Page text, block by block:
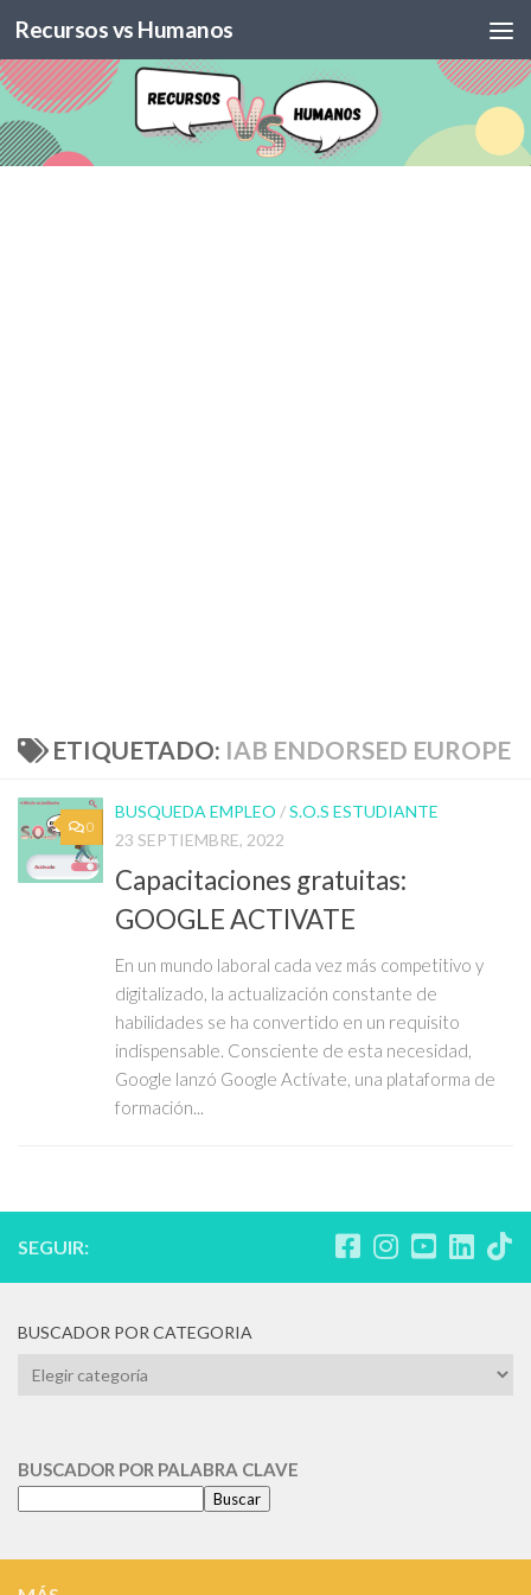
Skip to content
Recursos vs Humanos
ETIQUETADO: IAB ENDORSED EUROPE
0
BUSQUEDA EMPLEO /S.O.S ESTUDIANTE
23 SEPTIEMBRE, 2022
Capacitaciones gratuitas:
GOOGLE ACTIVATE
En un mundo laboral cada vez más competitivo y
digitalizado, la actualización constante de
habilidades se ha convertido en un requisito
indispensable. Consciente de esta necesidad,
Google lanzó Google Actívate, una plataforma de
formación...
SEGUIR:
BUSCADOR POR CATEGORIA
BUSCADOR
BUSCADOR POR PALABRA CLAVE
Buscar